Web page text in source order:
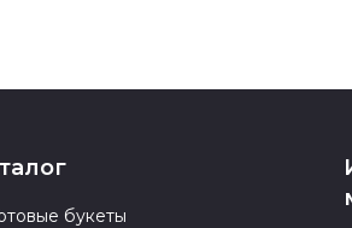
букеты